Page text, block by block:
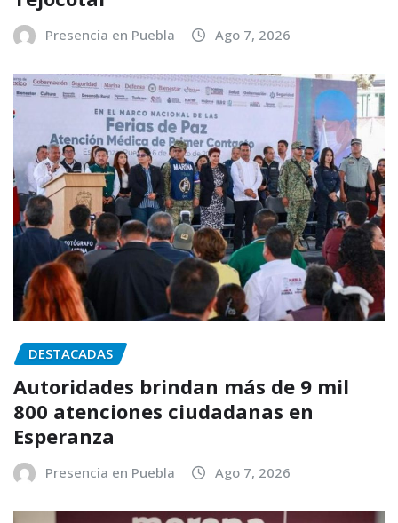
Presencia en Puebla Ago 7, 2026
DESTACADAS
Autoridades brindan más de 9 mil
800 atenciones ciudadanas en
Esperanza
Presencia en Puebla Ago 7, 2026